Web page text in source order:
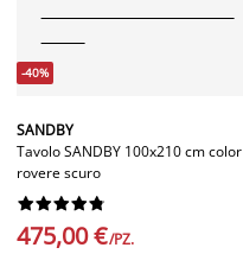
-40%
SANDBY
Tavolo SANDBY 100x210 cm color
rovere scuro






475,00 €/PZ.